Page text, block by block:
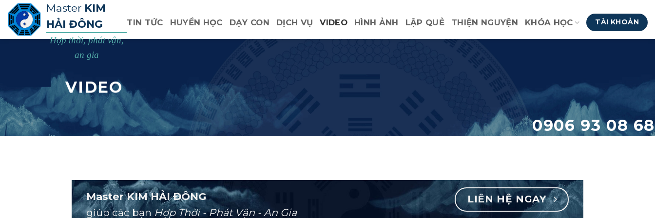
Bỏ
qua
nội
Master KIM
HẢI ĐÔNG
Hợp thời, phát vận,
an gia
TIN TỨC HUYỀN HỌC DẠY CON DỊCH VỤ VIDEO HÌNH ẢNH LẬP QUẺ THIỆN NGUYỆN KHÓA HỌC TÀI KHOẢN
VIDEO
0906 93 08 68
Master KIM HẢI ĐÔNG
giúp các bạn Hợp Thời - Phát Vận - An Gia
LIÊN HỆ NGAY